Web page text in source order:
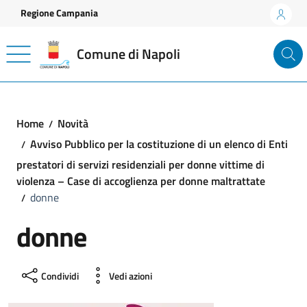
Vai ai contenuti
Vai al footer
Regione Campania
Comune di Napoli
Home
Novità
Avviso Pubblico per la costituzione di un elenco di Enti
prestatori di servizi residenziali per donne vittime di
violenza – Case di accoglienza per donne maltrattate
donne
donne
Condividi Vedi azioni